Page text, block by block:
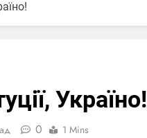
Україно!
0 1 Mins